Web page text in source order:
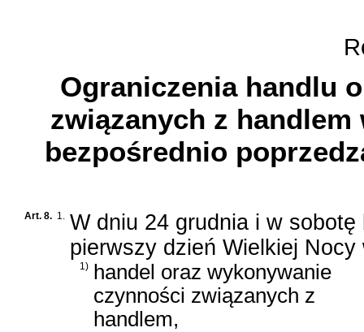
Ograniczenia handlu
związanych z
bezpośrednio
Art. 8. 1. W dniu 24 grudnia i w
pierwszy dzień Wielkiej
1)
handel oraz wykonywanie
czynności związanych z
handlem,